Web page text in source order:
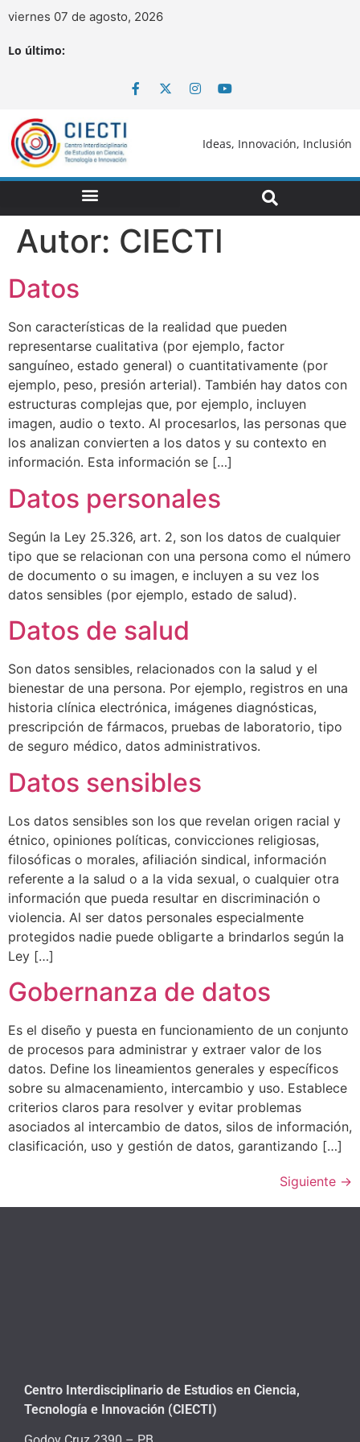
viernes 07 de agosto, 2026
Lo último:
Ideas, Innovación, Inclusión
Autor: CIECTI
Datos
Son características de la realidad que pueden
representarse cualitativa (por ejemplo, factor
sanguíneo, estado general) o cuantitativamente (por
ejemplo, peso, presión arterial). También hay datos con
estructuras complejas que, por ejemplo, incluyen
imagen, audio o texto. Al procesarlos, las personas que
los analizan convierten a los datos y su contexto en
información. Esta información se […]
Datos personales
Según la Ley 25.326, art. 2, son los datos de cualquier
tipo que se relacionan con una persona como el número
de documento o su imagen, e incluyen a su vez los
datos sensibles (por ejemplo, estado de salud).
Datos de salud
Son datos sensibles, relacionados con la salud y el
bienestar de una persona. Por ejemplo, registros en una
historia clínica electrónica, imágenes diagnósticas,
prescripción de fármacos, pruebas de laboratorio, tipo
de seguro médico, datos administrativos.
Datos sensibles
Los datos sensibles son los que revelan origen racial y
étnico, opiniones políticas, convicciones religiosas,
filosóficas o morales, afiliación sindical, información
referente a la salud o a la vida sexual, o cualquier otra
información que pueda resultar en discriminación o
violencia. Al ser datos personales especialmente
protegidos nadie puede obligarte a brindarlos según la
Ley […]
Gobernanza de datos
Es el diseño y puesta en funcionamiento de un conjunto
de procesos para administrar y extraer valor de los
datos. Define los lineamientos generales y específicos
sobre su almacenamiento, intercambio y uso. Establece
criterios claros para resolver y evitar problemas
asociados al intercambio de datos, silos de información,
clasificación, uso y gestión de datos, garantizando […]
Siguiente →
Centro Interdisciplinario de Estudios en Ciencia,
Tecnología e Innovación (CIECTI)